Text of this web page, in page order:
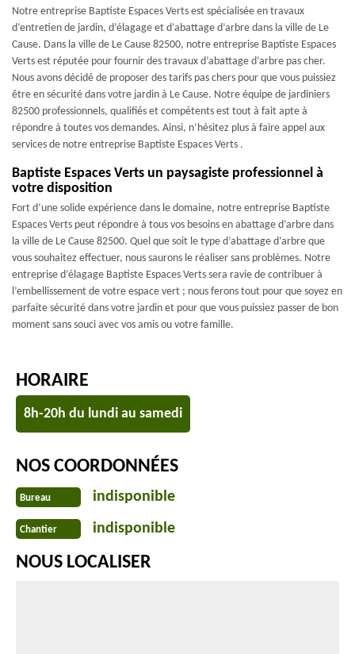
Notre entreprise Baptiste Espaces Verts est spécialisée en travaux
d’entretien de jardin, d’élagage et d’abattage d’arbre dans la ville de Le
Cause. Dans la ville de Le Cause 82500, notre entreprise Baptiste Espaces
Verts est réputée pour fournir des travaux d’abattage d’arbre pas cher.
Nous avons décidé de proposer des tarifs pas chers pour que vous puissiez
être en sécurité dans votre jardin à Le Cause. Notre équipe de jardiniers
82500 professionnels, qualifiés et compétents est tout à fait apte à
répondre à toutes vos demandes. Ainsi, n’hésitez plus à faire appel aux
services de notre entreprise Baptiste Espaces Verts .
Baptiste Espaces Verts un paysagiste professionnel à
votre disposition
Fort d’une solide expérience dans le domaine, notre entreprise Baptiste
Espaces Verts peut répondre à tous vos besoins en abattage d’arbre dans
la ville de Le Cause 82500. Quel que soit le type d’abattage d’arbre que
vous souhaitez effectuer, nous saurons le réaliser sans problèmes. Notre
entreprise d’élagage Baptiste Espaces Verts sera ravie de contribuer à
l’embellissement de votre espace vert ; nous ferons tout pour que soyez en
parfaite sécurité dans votre jardin et pour que vous puissiez passer de bon
moment sans souci avec vos amis ou votre famille.
HORAIRE
8h-20h du lundi au samedi
NOS COORDONNÉES
Bureau indisponible
Chantier indisponible
NOUS LOCALISER